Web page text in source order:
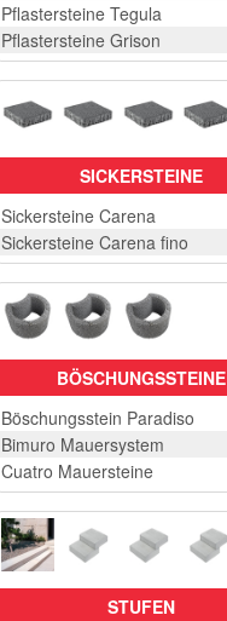
Pflastersteine Tegula
Pflastersteine Grison
SICKERSTEINE
Sickersteine Carena
Sickersteine Carena fino
BÖSCHUNGSSTEINE
Böschungsstein Paradiso
Bimuro Mauersystem
Cuatro Mauersteine
STUFEN